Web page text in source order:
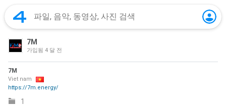
7M
가입됨 4 달 전
7M
Viet nam
https://7m.energy/
1